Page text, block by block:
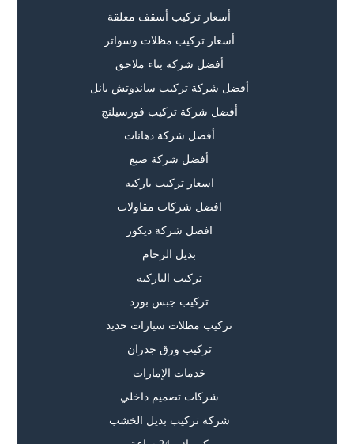
أسعار تركيب أسقف معلقة
أسعار تركيب مظلات وسواتر
أفضل شركة بناء ملاحق
أفضل شركة تركيب ساندوتش بانل
أفضل شركة تركيب فورسيلنج
أفضل شركة دهانات
أفضل شركة صبغ
اسعار تركيب باركيه
افضل شركات مقاولات
افضل شركة ديكور
بديل الرخام
تركيب الباركيه
تركيب جبس بورد
تركيب مظلات سيارات حديد
تركيب ورق جدران
خدمات الإمارات
شركات تصميم داخلي
شركة تركيب بديل الخشب